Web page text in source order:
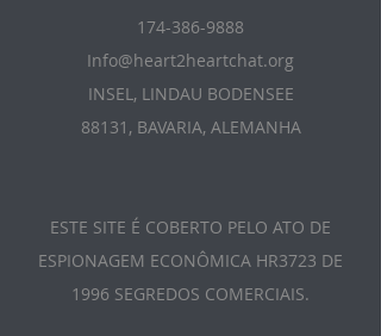
174-386-9888
Info@heart2heartchat.org
INSEL, LINDAU BODENSEE
88131, BAVARIA, ALEMANHA
ESTE SITE É COBERTO PELO ATO DE
ESPIONAGEM ECONÔMICA HR3723 DE
1996 SEGREDOS COMERCIAIS.